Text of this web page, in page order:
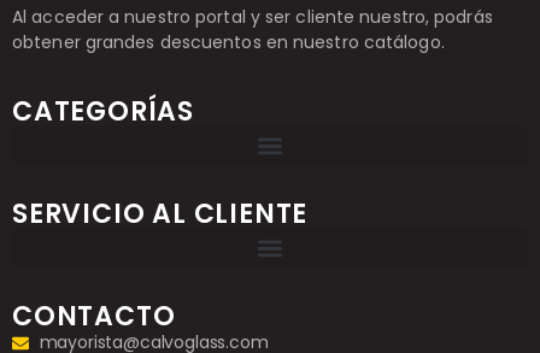
Al acceder a nuestro portal y ser cliente nuestro, podrás
obtener grandes descuentos en nuestro catálogo.
CATEGORÍAS
SERVICIO AL CLIENTE
CONTACTO
mayorista@calvoglass.com